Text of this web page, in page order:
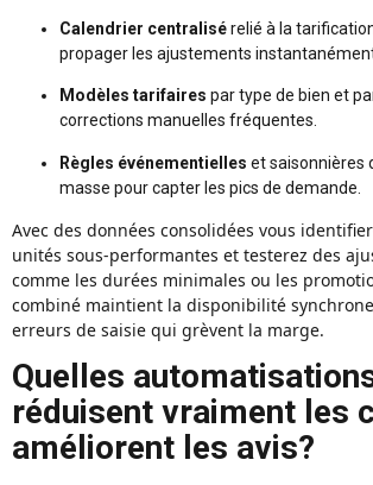
Calendrier centralisérelié à la
propager les ajustements
Modèles tarifaires par type de bien et
corrections manuelles fréquentes.
Règles événementielles et saisonnières
masse pour capter les pics de demande.
Avec des données consolidées vous
unités sous‑performantes et testerez des
comme les durées minimales ou les
combiné maintient la disponibilité
erreurs de saisie qui grèvent la marge.
Quelles
réduisent vraiment les
améliorent les avis?